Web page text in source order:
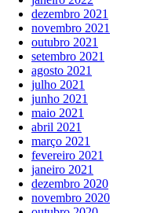
dezembro 2021
novembro 2021
outubro 2021
setembro 2021
agosto 2021
julho 2021
junho 2021
maio 2021
abril 2021
março 2021
fevereiro 2021
janeiro 2021
dezembro 2020
novembro 2020